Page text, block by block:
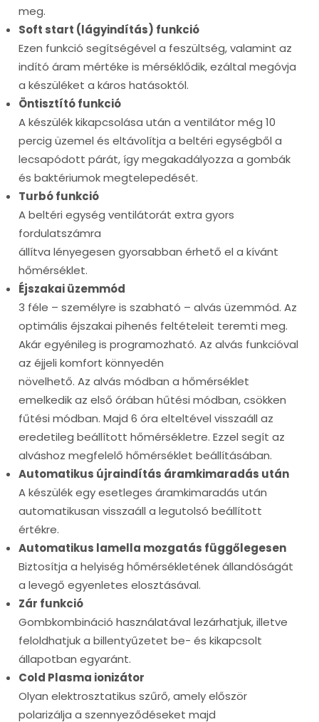
meg.
Soft start (lágyindítás) funkció
Ezen funkció segítségével a feszültség, valamint az
indító áram mértéke is mérséklődik, ezáltal megóvja
a készüléket a káros hatásoktól.
Öntisztító funkció
A készülék kikapcsolása után a ventilátor még 10
percig üzemel és eltávolítja a beltéri egységből a
lecsapódott párát, így megakadályozza a gombák
és baktériumok megtelepedését.
Turbó funkció
A beltéri egység ventilátorát extra gyors
fordulatszámra
állítva lényegesen gyorsabban érhető el a kívánt
hőmérséklet.
Éjszakai üzemmód
3 féle – személyre is szabható – alvás üzemmód. Az
optimális éjszakai pihenés feltételeit teremti meg.
Akár egyénileg is programozható. Az alvás funkcióval
az éjjeli komfort könnyedén
növelhető. Az alvás módban a hőmérséklet
emelkedik az első órában hűtési módban, csökken
fűtési módban. Majd 6 óra elteltével visszaáll az
eredetileg beállított hőmérsékletre. Ezzel segít az
alváshoz megfelelő hőmérséklet beállításában.
Automatikus újraindítás áramkimaradás után
A készülék egy esetleges áramkimaradás után
automatikusan visszaáll a legutolsó beállított
értékre.
Automatikus lamella mozgatás függőlegesen
Biztosítja a helyiség hőmérsékletének állandóságát
a levegő egyenletes elosztásával.
Zár funkció
Gombkombináció használatával lezárhatjuk, illetve
feloldhatjuk a billentyűzetet be- és kikapcsolt
állapotban egyaránt.
Cold Plasma ionizátor
Olyan elektrosztatikus szűrő, amely először
polarizálja a szennyeződéseket majd